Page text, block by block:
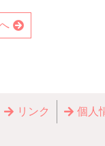
リンク 個⼈